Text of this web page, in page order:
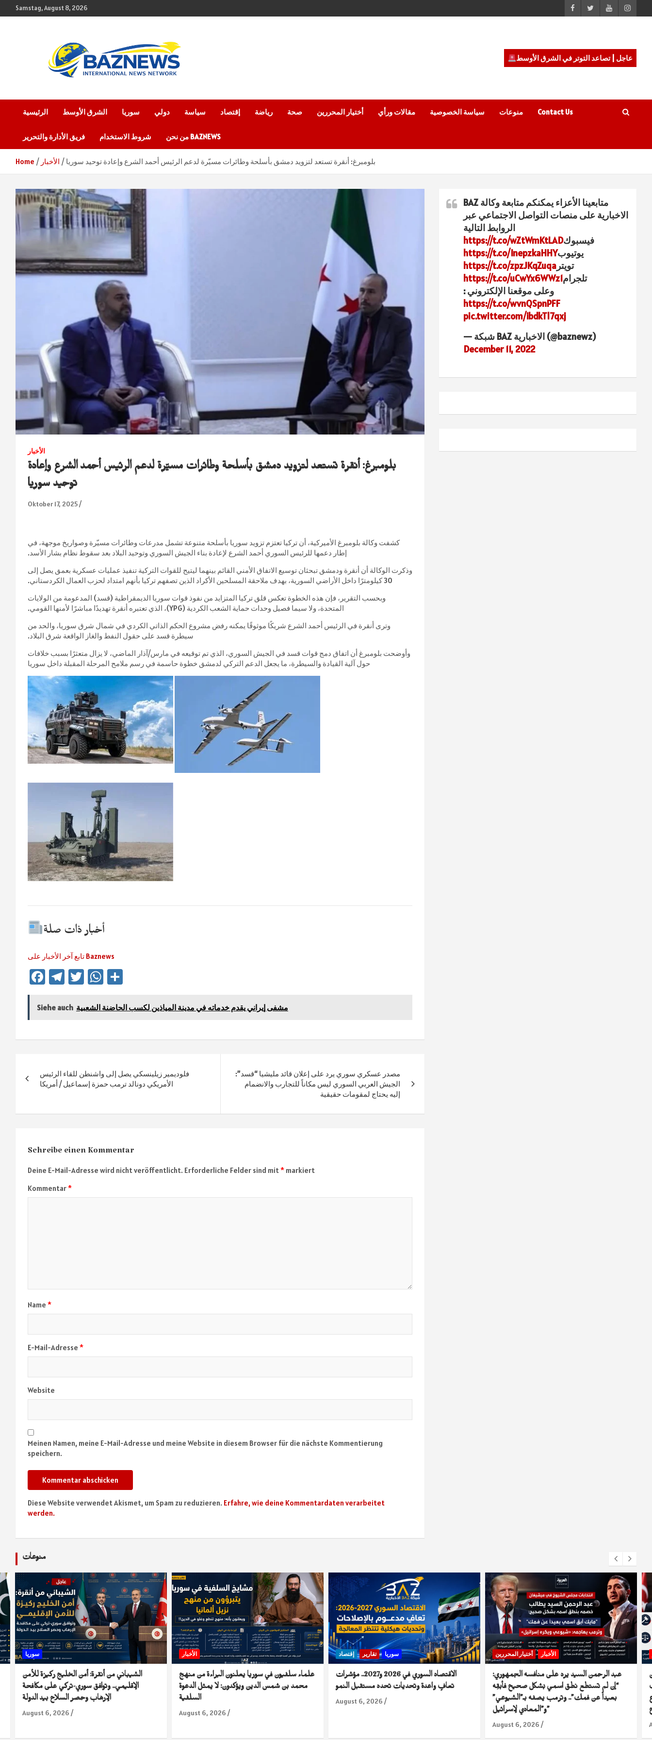
to
Samstag, August 8, 2026
BAZNEWS
عاجل | تصاعد التوتر في الشرق الأوسط
الرئيسية الشرق الأوسط سوريا دولي سياسة إقتصاد رياضة صحة أختيار المحررين مقالات ورأي سياسة الخصوصية منوعات Contact Us
فريق الأدارة والتحرير شروط الاستخدام من نحن BAZNEWS
Home الأخبار بلومبرغ: أنقرة تستعد لتزويد دمشق بأسلحة وطائرات مسيّرة لدعم الرئيس أحمد الشرع وإعادة توحيد سوريا
الأخبار
بلومبرغ: أنقرة تستعد لتزويد دمشق بأسلحة وطائرات مسيّرة لدعم الرئيس أحمد الشرع وإعادة
توحيد سوريا
Oktober 17, 2025
كشفت وكالة بلومبرغ الأميركية، أن تركيا تعتزم تزويد سوريا بأسلحة متنوعة تشمل مدرعات وطائرات مسيّرة وصواريخ موجهة، في
إطار دعمها للرئيس السوري أحمد الشرع لإعادة بناء الجيش السوري وتوحيد البلاد بعد سقوط نظام بشار الأسد.
وذكرت الوكالة أن أنقرة ودمشق تبحثان توسيع الاتفاق الأمني القائم بينهما ليتيح للقوات التركية تنفيذ عمليات عسكرية بعمق يصل إلى
30 كيلومترًا داخل الأراضي السورية، بهدف ملاحقة المسلحين الأكراد الذين تصفهم تركيا بأنهم امتداد لحزب العمال الكردستاني.
وبحسب التقرير، فإن هذه الخطوة تعكس قلق تركيا المتزايد من نفوذ قوات سوريا الديمقراطية (قسد) المدعومة من الولايات
المتحدة، ولا سيما فصيل وحدات حماية الشعب الكردية (YPG)، الذي تعتبره أنقرة تهديدًا مباشرًا لأمنها القومي.
وترى أنقرة في الرئيس أحمد الشرع شريكًا موثوقًا يمكنه رفض مشروع الحكم الذاتي الكردي في شمال شرق سوريا، والحد من
سيطرة قسد على حقول النفط والغاز الواقعة شرق البلاد.
وأوضحت بلومبرغ أن اتفاق دمج قوات قسد في الجيش السوري، الذي تم توقيعه في مارس/آذار الماضي، لا يزال متعثرًا بسبب خلافات
حول آلية القيادة والسيطرة، ما يجعل الدعم التركي لدمشق خطوة حاسمة في رسم ملامح المرحلة المقبلة داخل سوريا
أخبار ذات صلة
تابع آخر الأخبار على Baznews
Fa
b
ok
Te
gr
m
T
tt
W
at
p
n
Siehe auch مشفى إيراني يقدم خدماته في مدينة المياذين لكسب الحاضنة الشعبية
فلوديمير زيلينسكي يصل إلى واشنطن للقاء الرئيس
الأمريكي دونالد ترمب حمزة إسماعيل / أمريكا
مصدر عسكري سوري يرد على إعلان قائد مليشيا “قسد”:
الجيش العربي السوري ليس مكاناً للتجارب والانضمام
إليه يحتاج لمقومات حقيقية
Schreibe einen Kommentar
Deine E-Mail-Adresse wird nicht veröffentlicht. Erforderliche Felder sind mit* markiert
Kommentar*
Name *
E-Mail-Adresse *
Website
Meinen Namen, meine E-Mail-Adresse und meine Website in diesem Browser für die nächste Kommentierung
speichern.
Diese Website verwendet Akismet, um Spam zu reduzieren. Erfahre, wie deine Kommentardaten verarbeitet
werden.
متابعينا الأعزاء يمكنكم متابعة وكالة BAZ
الاخبارية على منصات التواصل الاجتماعي عبر
الروابط التالية
فيسبوكhttps://t.co/wZtWmKtLAD
يوتيوبhttps://t.co/InepzkaHHY
تويتر https://t.co/zpzJKqZuqa
تلجرامhttps://t.co/uCwYx6WWz1
وعلى موقعنا الإلكتروني :
https://t.co/wvnQSpnPFF
pic.twitter.com/ibdkTl7qxj
— شبكة BAZ الاخبارية (@baznewz)
December 11, 2022
منوعات
سوريا
الشيباني من أنقرة: أمن الخليج ركيزة للأمن
الإقليمي.. وتوافق سوري-تركي على مكافحة
الإرهاب وحصر السلاح بيد الدولة
August 6, 2026
الأخبار
علماء سلفيون في سوريا يعلنون البراءة من منهج
محمد بن شمس الدين ويؤكدون: لا يمثل الدعوة
السلفية
August 6, 2026
إقتصاد تقارير سوريا
الاقتصاد السوري في 2026 و2027.. مؤشرات
تعافٍ واعدة وتحديات تحدد مستقبل النمو
August 6, 2026
أختيار المحررين الأخبار
عبد الرحمن السيد يرد على منافسه الجمهوري:
“إن لم تستطع نطق اسمي بشكل صحيح فأبقِه
بعيداً عن فمك”.. وترمب يصفه بـ”الشيوعي”
August 6, 2026